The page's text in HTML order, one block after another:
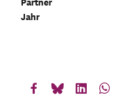
Partner
Jahr